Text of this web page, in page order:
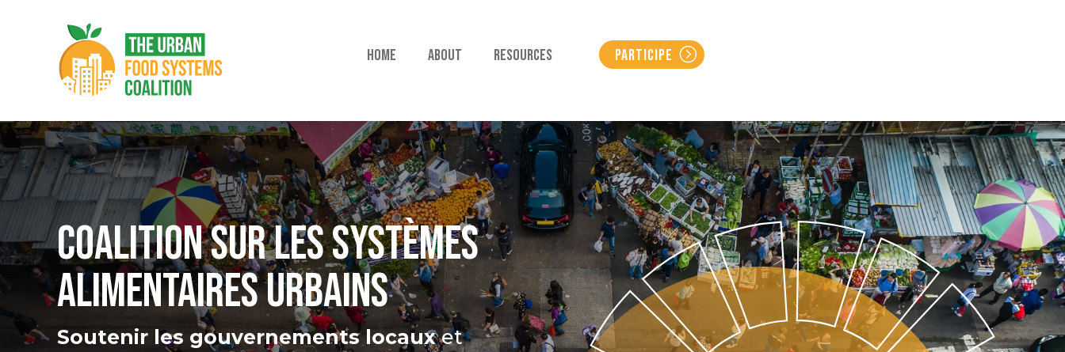
HOME ABOUT RESOURCES PARTICIPE
COALITION SUR LES SYSTÈMES
ALIMENTAIRES URBAINS
Soutenir les gouvernements locauxet